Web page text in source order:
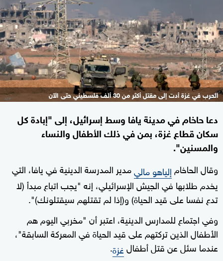
الحرب في غزة أدت إلى مقتل أكثر من 30 ألف فلسطيني حتى الآن
دعا حاخام في مدينة يافا وسط إسرائيل، إلى "إبادة كل
سكان قطاع غزة، بمن في ذلك الأطفال والنساء
والمسنين".
وقال الحاخام إلياهو ماليمدير المدرسة الدينية في يافا، التي
يخدم طلابها في الجيش الإسرائيلي، إنه "يجب اتباع مبدأ (لا
تدع نفسا على قيد الحياة) و(إذا لم تقتلهم سيقتلونك)".
وفي اجتماع للمدارس الدينية، اعتبر أن "مخربي اليوم هم
الأطفال الذين تركتهم على قيد الحياة في المعركة السابقة"،
عندما سئل عن قتل أطفالغزة.